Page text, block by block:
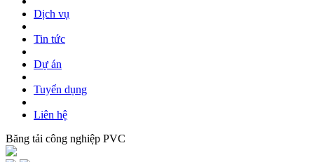
Dịch vụ
Tin tức
Dự án
Tuyển dụng
Liên hệ
Băng tải công nghiệp PVC